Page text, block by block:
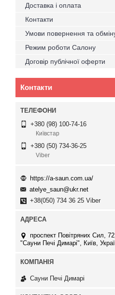
Доставка і оплата
Контакти
Умови повернення та
Режим роботи Салону
Договір публічної оферти
Контакти
+380 (98) 100-74-16
Київстар
+380 (50) 734-36-25
Viber
https://a-saun.com.ua/
atelye_saun@ukr.net
+38(050) 734 36 25 Viber
проспект Повітряних Сил,
"Сауни Печі Димарі", Київ,
Сауни Печі Димарі